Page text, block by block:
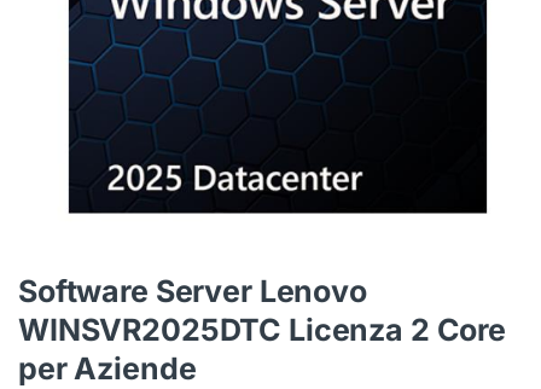
Software Server Lenovo
WINSVR2025DTC Licenza 2 Core
per Aziende